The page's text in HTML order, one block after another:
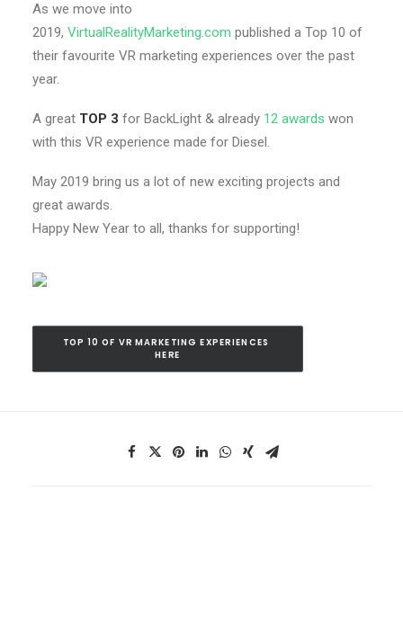
As we move into
2019, VirtualRealityMarketing.com published a Top 10 of
their favourite VR marketing experiences over the past
year.
A great TOP 3 for BackLight & already 12 awards won
with this VR experience made for Diesel.
May 2019 bring us a lot of new exciting projects and
great awards.
Happy New Year to all, thanks for supporting!
TOP 10 OF VR MARKETING EXPERIENCES
HERE